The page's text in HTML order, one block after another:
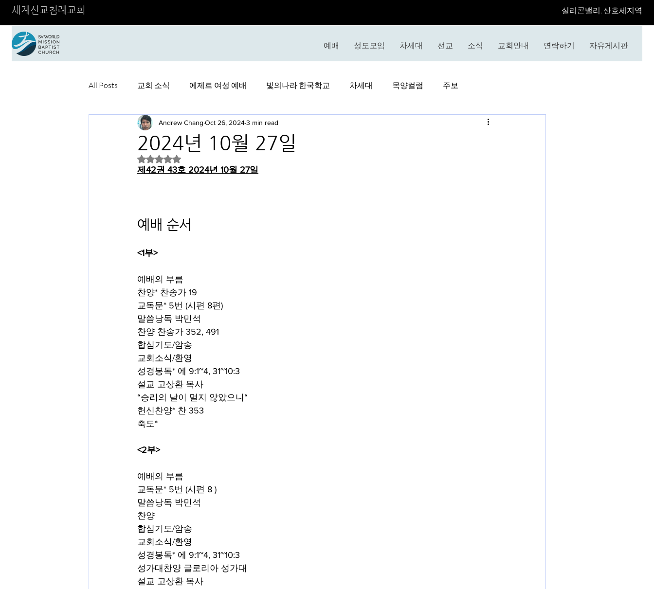
세계선교침례교회 ​실리콘밸리, 산호세지역
예배 성도모임 차세대 선교 소식 교회안내 연락하기 자유게시판
All Posts 교회 소식 에제르 여성 예배 빛의나라 한국학교 차세대 목양컬럼 주보
2024년 10월 27일
Andrew Chang Oct 26, 20243 min read
Rated NaN out of 5 stars.
제42권 43호 2024년 10월 27일
예배 순서
<1부>
예배의 부름
찬양* 찬송가 19
교독문* 5번 (시편 8편)
말씀낭독 박민석
찬양 찬송가 352, 491
합심기도/암송
교회소식/환영
성경봉독* 에 9:1~4, 31~10:3
설교 고상환 목사
“승리의 날이 멀지 않았으니“
헌신찬양* 찬 353
축도*
<2부>
예배의 부름
교독문* 5번 (시편 8 )
말씀낭독 박민석
찬양
합심기도/암송
교회소식/환영
성경봉독* 에 9:1~4, 31~10:3
성가대찬양 글로리아 성가대
설교 고상환 목사